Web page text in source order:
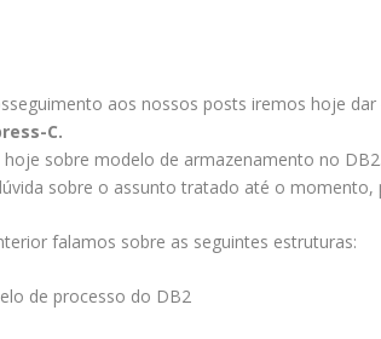
aos nossos posts iremos hoje
C.
hoje sobre modelo de armazenamento no DB2.
sobre o assunto tratado até o
falamos sobre as seguintes estruturas:
de processo do DB2